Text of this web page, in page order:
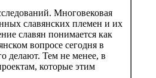
Многовековая
славянских племен и их
славян понимается как
вопросе сегодня в
делают. Тем не менее, в
которые этим